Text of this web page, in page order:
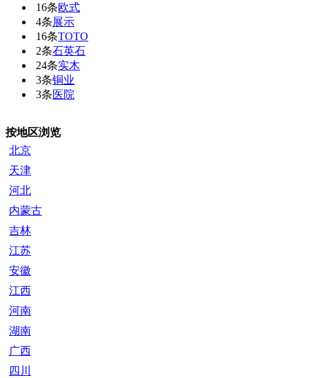
16条欧式
4条展示
16条TOTO
2条石英石
24条实木
3条铜业
3条医院
按地区浏览
北京
天津
河北
内蒙古
吉林
江苏
安徽
江西
河南
湖南
广西
四川